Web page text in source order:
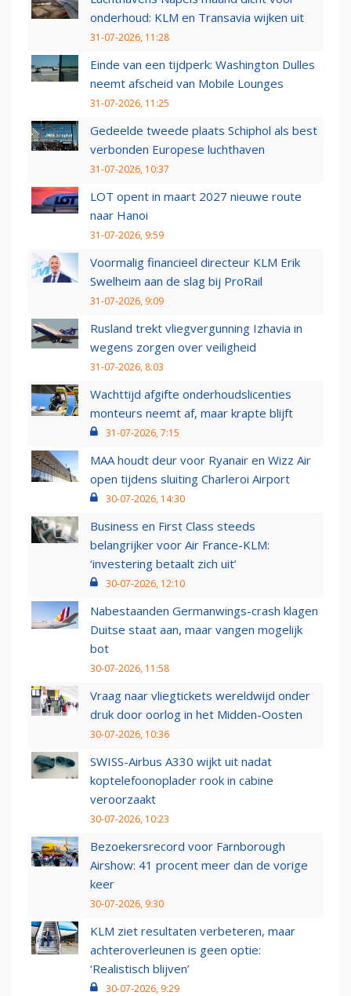
onderhoud: KLM en Transavia wijken uit
31-07-2026, 11:28
Einde van een tijdperk: Washington Dulles
neemt afscheid van Mobile Lounges
31-07-2026, 11:25
Gedeelde tweede plaats Schiphol als best
verbonden Europese luchthaven
31-07-2026, 10:37
LOT opent in maart 2027 nieuwe route
naar Hanoi
31-07-2026, 9:59
Voormalig financieel directeur KLM Erik
Swelheim aan de slag bij ProRail
31-07-2026, 9:09
Rusland trekt vliegvergunning Izhavia in
wegens zorgen over veiligheid
31-07-2026, 8:03
Wachttijd afgifte onderhoudslicenties
monteurs neemt af, maar krapte blijft
31-07-2026, 7:15
MAA houdt deur voor Ryanair en Wizz Air
open tijdens sluiting Charleroi Airport
30-07-2026, 14:30
Business en First Class steeds
belangrijker voor Air France-KLM:
‘investering betaalt zich uit’
30-07-2026, 12:10
Nabestaanden Germanwings-crash klagen
Duitse staat aan, maar vangen mogelijk
bot
30-07-2026, 11:58
Vraag naar vliegtickets wereldwijd onder
druk door oorlog in het Midden-Oosten
30-07-2026, 10:36
SWISS-Airbus A330 wijkt uit nadat
koptelefoonoplader rook in cabine
veroorzaakt
30-07-2026, 10:23
Bezoekersrecord voor Farnborough
Airshow: 41 procent meer dan de vorige
keer
30-07-2026, 9:30
KLM ziet resultaten verbeteren, maar
achteroverleunen is geen optie:
‘Realistisch blijven’
30-07-2026, 9:29